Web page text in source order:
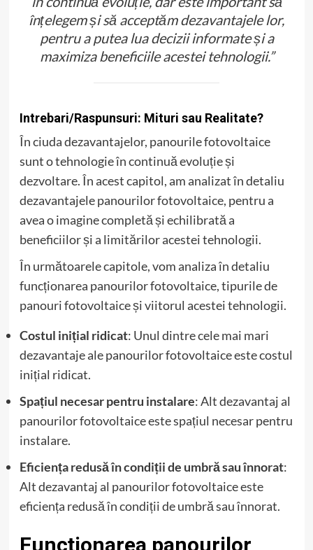
înțelegem și să acceptăm dezavantajele lor,
pentru a putea lua decizii informate și a
maximiza beneficiile acestei tehnologii.”
Intrebari/Raspunsuri: Mituri sau Realitate?
În ciuda dezavantajelor, panourile fotovoltaice
sunt o tehnologie în continuă evoluție și
dezvoltare. În acest capitol, am analizat în detaliu
dezavantajele panourilor fotovoltaice, pentru a
avea o imagine completă și echilibrată a
beneficiilor și a limitărilor acestei tehnologii.
În următoarele capitole, vom analiza în detaliu
funcționarea panourilor fotovoltaice, tipurile de
panouri fotovoltaice și viitorul acestei tehnologii.
Costul inițial ridicat: Unul dintre cele mai mari
dezavantaje ale panourilor fotovoltaice este costul
inițial ridicat.
Spațiul necesar pentru instalare: Alt dezavantaj al
panourilor fotovoltaice este spațiul necesar pentru
instalare.
Eficiența redusă în condiții de umbră sau înnorat:
Alt dezavantaj al panourilor fotovoltaice este
eficiența redusă în condiții de umbră sau înnorat.
Funcționarea panourilor